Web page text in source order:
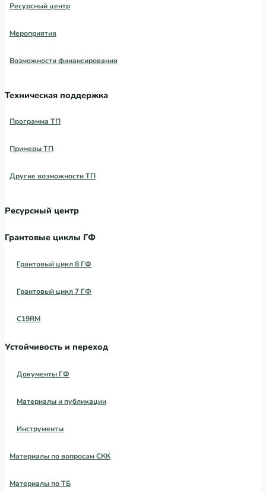
Ресурсный центр
Мероприятия
Возможности финансирования
Техническая поддержка
Программа ТП
Примеры ТП
Другие возможности ТП
Ресурсный центр
Грантовые циклы ГФ
Грантовый цикл 8 ГФ
Грантовый цикл 7 ГФ
C19RM
Устойчивость и переход
Документы ГФ
Материалы и публикации
Инструменты
Материалы по вопросам СКК
Материалы по ТБ